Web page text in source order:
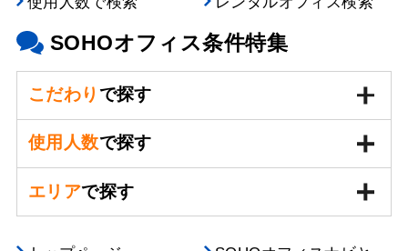
SOHOオフィス条件特集
こだわり で探す
使用人数で探す
エリアで探す